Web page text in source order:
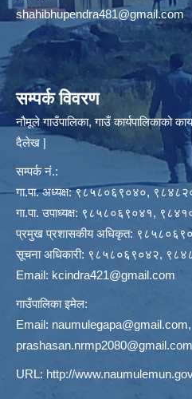
shahibhupendra481@gmail.com
सम्पर्क विवरण
नौमूले गाउँपालिका, गाउँ कार्यपालिकाको
दैलेख |
सम्पर्क नं.:
गा.पा. अध्यक्ष: ९८५८०६९०४०,
गा.पा. उपाध्यक्ष: ९८५८०६९०४१,
प्रमुख प्रशासकीय अधिकृत:
सूचना अधिकारी: ९८५८०६९०४२,
Email: kcindra421@gmail.com
गाउँपालिका इमेल:
Email: naumulegapa@gmail.com,
prashasan.nrmp2080@gmail.com
URL: http://